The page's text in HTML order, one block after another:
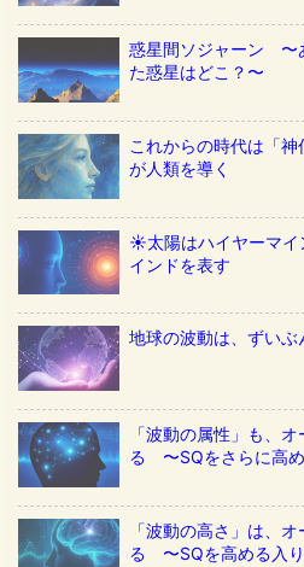
惑星間ソジャーン 〜
た惑星はどこ？〜
これからの時代は「神
が人類を導く
☀️太陽はハイヤーマイ
インドを表す
地球の波動は、ずい
「波動の属性」も、
る 〜SQをさらに高
「波動の高さ」は、
る 〜SQを高める入